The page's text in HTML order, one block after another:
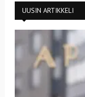
UUSIN ARTIKKELI